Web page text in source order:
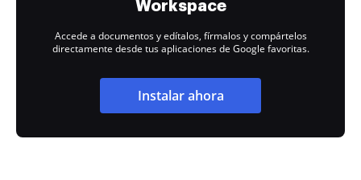
Workspace
Accede a documentos y edítalos, fírmalos y compártelos
directamente desde tus aplicaciones de Google favoritas.
Instalar ahora